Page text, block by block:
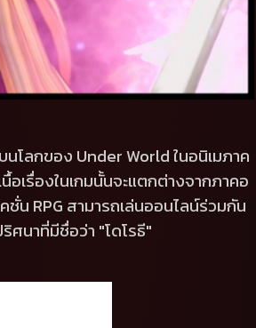
นโลกของ Under Worldในอนิเมภาค
อเรื่องในเกมนั้นจะแตกต่างจากภาคอ
ชั่น RPG สามารถเล่นออนไลน์ร่วมกัน
ศนาที่มีชื่อว่า "โดโรธี"